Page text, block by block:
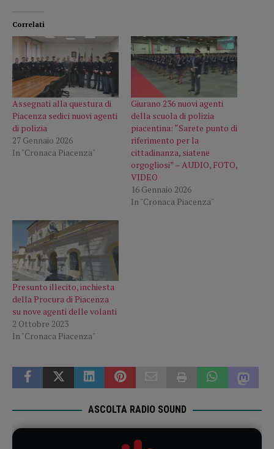
Correlati
Assegnati alla questura di
Piacenza sedici nuovi agenti
di polizia
27 Gennaio 2026
In "Cronaca Piacenza"
Giurano 236 nuovi agenti
della scuola di polizia
piacentina: “Sarete punto di
riferimento per la
cittadinanza, siatene
orgogliosi” – AUDIO, FOTO,
VIDEO
16 Gennaio 2026
In "Cronaca Piacenza"
Presunto illecito, inchiesta
della Procura di Piacenza
su nove agenti delle volanti
2 Ottobre 2023
In "Cronaca Piacenza"
ASCOLTA RADIO SOUND